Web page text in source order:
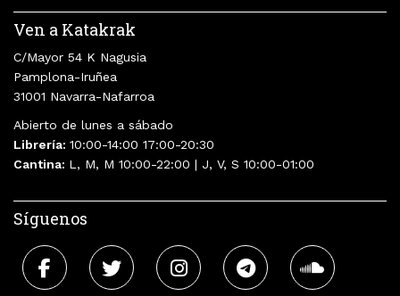
Ven a Katakrak
C/Mayor 54 K Nagusia
Pamplona-Iruñea
31001 Navarra-Nafarroa
Abierto de lunes a sábado
Librería: 10:00-14:00 17:00-20:30
Cantina: L, M, M 10:00-22:00 | J, V, S 10:00-01:00
Síguenos